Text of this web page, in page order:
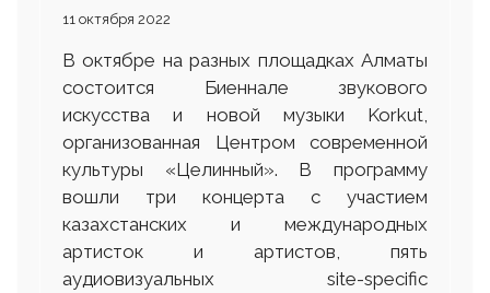
11 октября 2022
В октябре на разных площадках Алматы
состоится Биеннале звукового
искусства и новой музыки Korkut,
организованная Центром современной
культуры «Целинный». В программу
вошли три концерта с участием
казахстанских и международных
артисток и артистов, пять
аудиовизуальных site-specific